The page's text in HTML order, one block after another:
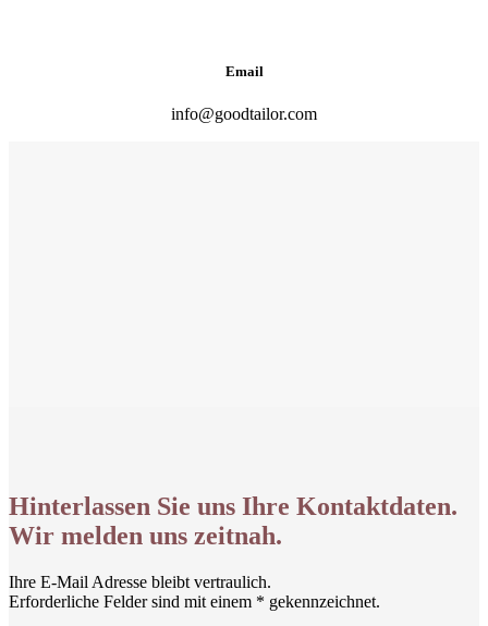
Email
info@goodtailor.com
Hinterlassen Sie uns Ihre Kontaktdaten.
Wir melden uns zeitnah.
Ihre E-Mail Adresse bleibt vertraulich.
Erforderliche Felder sind mit einem * gekennzeichnet.